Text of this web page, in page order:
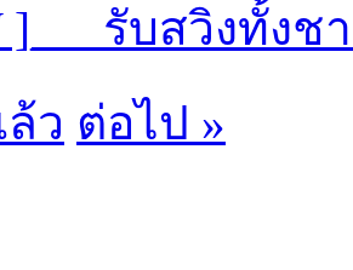
]___รับสวิงทั้ง
ว ต่อไป »